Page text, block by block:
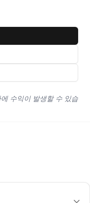
수익이 발생할 수 있습